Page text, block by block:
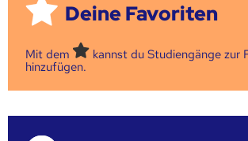
Deine Favoriten
Mit dem
kannst du Studiengänge zur
hinzufügen.